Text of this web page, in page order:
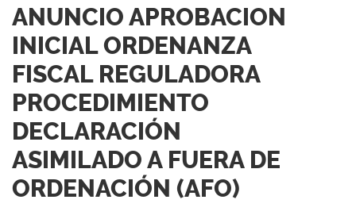
ANUNCIO APROBACION
INICIAL ORDENANZA
FISCAL REGULADORA
PROCEDIMIENTO
DECLARACIÓN
ASIMILADO A FUERA DE
ORDENACIÓN (AFO)